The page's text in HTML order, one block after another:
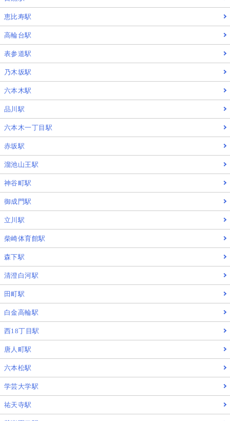
恵比寿駅
高輪台駅
表参道駅
乃木坂駅
六本木駅
品川駅
六本木一丁目駅
赤坂駅
溜池山王駅
神谷町駅
御成門駅
立川駅
柴崎体育館駅
森下駅
清澄白河駅
田町駅
白金高輪駅
西18丁目駅
唐人町駅
六本松駅
学芸大学駅
祐天寺駅